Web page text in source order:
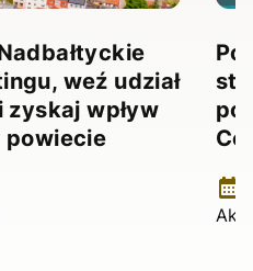
weź udział
wpływ